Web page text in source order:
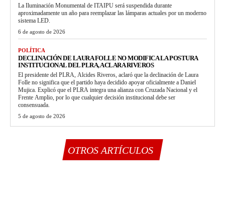
La Iluminación Monumental de ITAIPU será suspendida durante
aproximadamente un año para reemplazar las lámparas actuales por un moderno
sistema LED.
6 de agosto de 2026
POLÍTICA
DECLINACIÓN DE LAURA FOLLE NO MODIFICA LA POSTURA
INSTITUCIONAL DEL PLRA, ACLARA RIVEROS
El presidente del PLRA, Alcides Riveros, aclaró que la declinación de Laura
Folle no significa que el partido haya decidido apoyar oficialmente a Daniel
Mujica. Explicó que el PLRA integra una alianza con Cruzada Nacional y el
Frente Amplio, por lo que cualquier decisión institucional debe ser
consensuada.
5 de agosto de 2026
OTROS ARTÍCULOS